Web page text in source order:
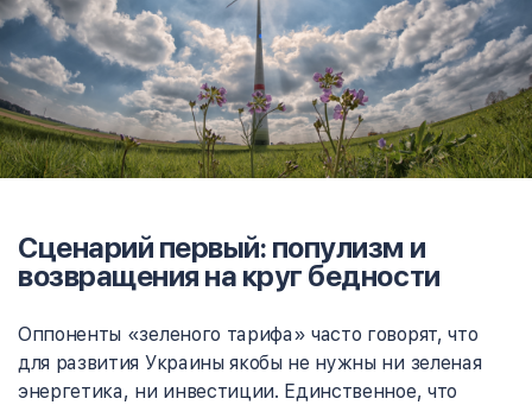
Сценарий первый: популизм и
возвращения на круг бедности
Оппоненты «зеленого тарифа» часто говорят, что
для развития Украины якобы не нужны ни зеленая
энергетика, ни инвестиции. Единственное, что